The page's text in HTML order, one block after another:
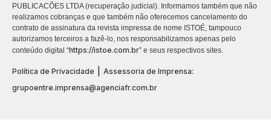
PUBLICACÕES LTDA (recuperação judicial). Informamos também que não
realizamos cobranças e que também não oferecemos cancelamento do
contrato de assinatura da revista impressa de nome ISTOÉ, tampouco
autorizamos terceiros a fazê-lo, nos responsabilizamos apenas pelo
conteúdo digital “https://istoe.com.br” e seus respectivos sites.
Política de Privacidade
Assessoria de Imprensa:
grupoentre.imprensa@agenciafr.com.br